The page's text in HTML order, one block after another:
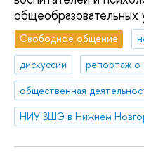
Свободное общение
дискуссии
репортаж о
общественная
НИУ ВШЭ в Нижнем